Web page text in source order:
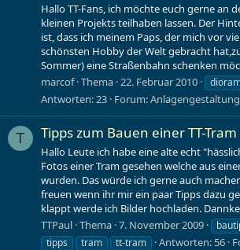
Hallo TT-Fans, ich möchte euch gerne an
kleinen Projekts teilhaben lassen. Der
ist, dass ich meinem Paps, der mich vor
schönsten Hobby der Welt gebracht
Sommer) eine Straßenbahn schenken
marcof Thema 22. Februar 2010
Antworten: 23 Forum:Anlagengestaltung
T Tipps zum Bauen einer TT-Tram
Hallo Leute ich habe eine alte echt
Fotos einer Tram gesehen welche aus
wurden. Das würde ich gerne auch
freuen wenn ihr mir ein paar Tipps dazu
klappt werde ich Bilder hochladen.
TTPaul Thema 7. November 2009
tipps
tram tt-tram Antworten: 56